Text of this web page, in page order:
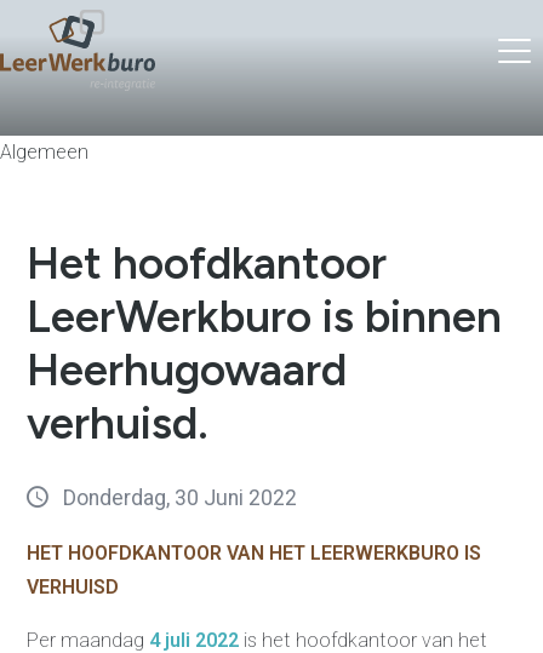
Algemeen
Het hoofdkantoor
LeerWerkburo is binnen
Heerhugowaard
verhuisd.
Donderdag, 30 Juni 2022
HET HOOFDKANTOOR VAN HET LEERWERKBURO IS
VERHUISD
Per maandag 4 juli 2022 is het hoofdkantoor van het